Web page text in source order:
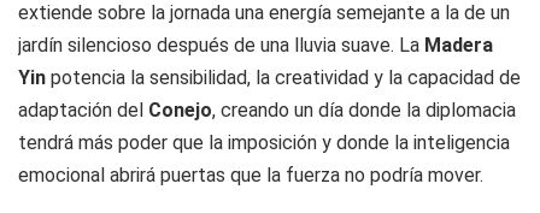
extiende sobre la jornada una energía semejante a la de un
jardín silencioso después de una lluvia suave. La Madera
Yin potencia la sensibilidad, la creatividad y la capacidad de
adaptación del Conejo, creando un día donde la diplomacia
tendrá más poder que la imposición y donde la inteligencia
emocional abrirá puertas que la fuerza no podría mover.